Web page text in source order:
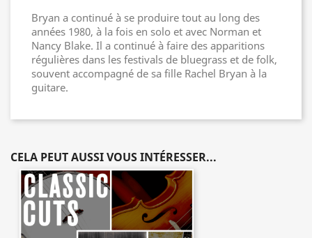
Bryan a continué à se produire tout au long des
années 1980, à la fois en solo et avec Norman et
Nancy Blake. Il a continué à faire des apparitions
régulières dans les festivals de bluegrass et de folk,
souvent accompagné de sa fille Rachel Bryan à la
guitare.
CELA PEUT AUSSI VOUS INTÉRESSER...